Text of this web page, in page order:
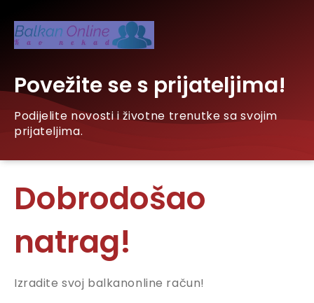
Povežite se s prijateljima!
Podijelite novosti i životne trenutke sa svojim
prijateljima.
Dobrodošao
natrag!
Izradite svoj balkanonline račun!